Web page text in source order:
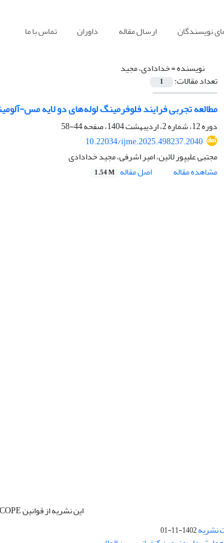
نویسندگان ارسال مقاله داوران تماس با ما
نویسنده =خدادادی، مجید
تعداد مقالات: 1
مطالعه تجربی فرایند فلوفرمینگ لوله‌های دو لایه مس-
دوره 12، شماره 2، اردیبهشت 1404، صفحه
44-58
10.22034/ijme.2025.498237.2040
مجتبی علیپور لائین، امیر اشرفی، مجید خدادادی
مشاهده مقاله
اصل مقاله 1.54 M
نشریه1402-11-01
این نشریه از قوانین COPE تبعیت میکند.